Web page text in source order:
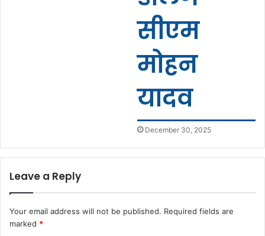
सीएम
मोहन
यादव
December 30, 2025
Leave a Reply
Your email address will not be published. Required fields are
marked *